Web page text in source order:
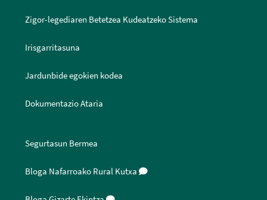
Zigor-legediaren Betetzea Kudeatzeko Sistema
Irisgarritasuna
Jardunbide egokien kodea
Dokumentazio Ataria
Segurtasun Bermea
Bloga Nafarroako Rural Kutxa